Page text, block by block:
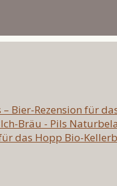
Bier-Rezension für
Bräu - Pils
das Hopp Bio-